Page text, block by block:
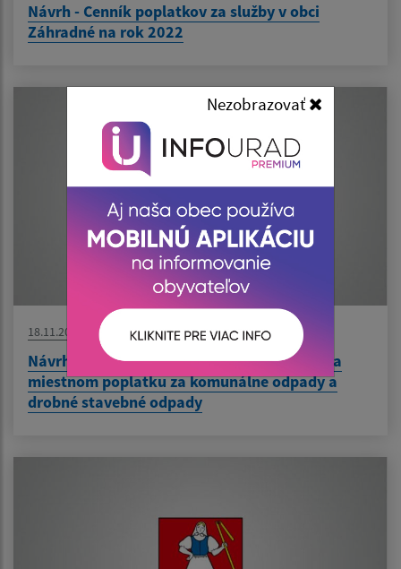
Nezobrazovať
Návrh - Cenník poplatkov za služby v obci
Záhradné na rok 2022
18.11.2021
Návrh VZN č. 01/2022 o miestnych daniach a
miestnom poplatku za komunálne odpady a
drobné stavebné odpady